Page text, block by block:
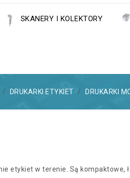
SKANERY I KOLEKTORY
DRUKARKI ETYKIET DRUKARKI
w terenie. Są kompaktowe,